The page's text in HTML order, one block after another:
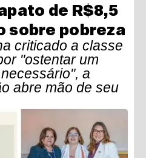
de R$8,5
sobre pobreza
criticado a classe
"ostentar um
a
abre mão de seu